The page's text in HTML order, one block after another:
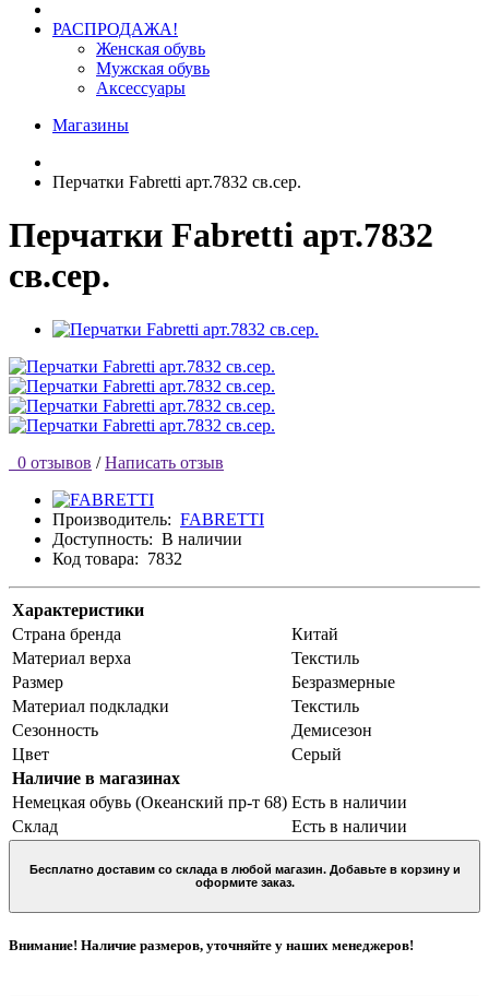
РАСПРОДАЖА!
Женская обувь
Мужская обувь
Аксессуары
Магазины
Перчатки Fabretti арт.7832 св.сер.
Перчатки Fabretti арт.7832
св.сер.
0 отзывов / Написать отзыв
Производитель: FABRETTI
Доступность: В наличии
Код товара: 7832
Характеристики
Страна бренда
Китай
Материал верха
Текстиль
Размер
Безразмерные
Материал подкладки
Текстиль
Сезонность
Демисезон
Цвет
Серый
Наличие в магазинах
Немецкая обувь (Океанский пр-т 68) Есть в наличии
Склад
Есть в наличии
Бесплатно доставим со склада в любой магазин. Добавьте в корзину и
оформите заказ.
Внимание! Наличие размеров, уточняйте у наших менеджеров!